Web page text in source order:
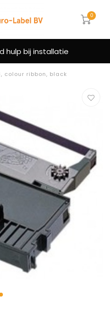
0
hulp bij installatie
colour ribbon, black